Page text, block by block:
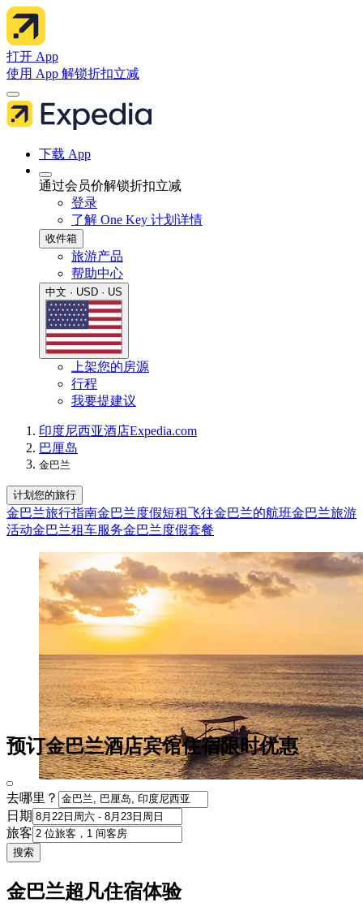
打开 App
使用 App 解锁折扣立减
下载 App
通过会员价解锁折扣立减
登录
了解 One Key 计划详情
收件箱
旅游产品
帮助中心
中文 · USD · US
上架您的房源
行程
我要提建议
印度尼西亚酒店Expedia.com
巴厘岛
金巴兰
计划您的旅行
金巴兰旅行指南金巴兰度假短租飞往金巴兰的航班金巴兰旅游
活动金巴兰租车服务金巴兰度假套餐
预订金巴兰酒店宾馆住宿限时优惠
去哪里？
日期
旅客
搜索
金巴兰超凡住宿体验